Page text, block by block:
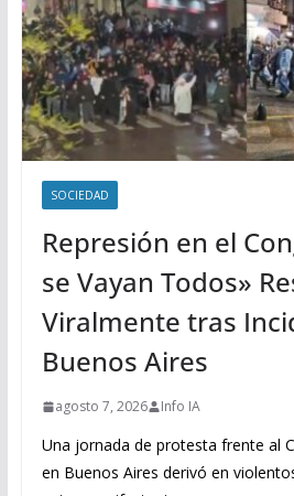
SOCIEDAD
Represión en el
se Vayan Todos»
Viralmente tras
Buenos Aires
agosto 7, 2026 Info IA
Una jornada de protesta frente al
en Buenos Aires derivó en